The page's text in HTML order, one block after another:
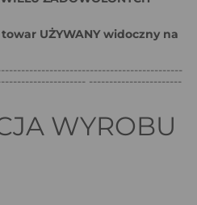
UŻYWANY widoczny na
-----------------------
WYROBU